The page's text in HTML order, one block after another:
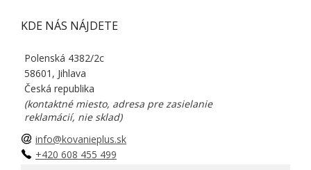
KDE NÁS NÁJDETE
Polenská 4382/2c
58601, Jihlava
Česká republika
(kontaktné miesto, adresa pre zasielanie
reklamácií, nie sklad)
info@kovanieplus.sk
+420 608 455 499